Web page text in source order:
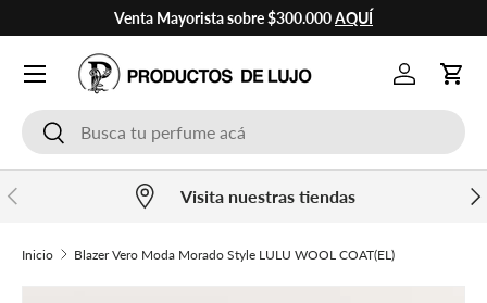
Ir al contenido
Venta Mayorista sobre $300.000AQUÍ
BuscarBuscar
Cuenta
Anterior Visita nuestras tiendas
Inicio Blazer Vero Moda Morado Style LULU WOOL COAT(EL)